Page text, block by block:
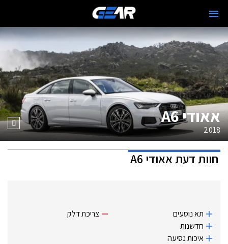
אאודי A6
2018
חוות דעתאאודי A6
תא נוסעים
חדשנות
איכות נסיעה
צריכת דלק